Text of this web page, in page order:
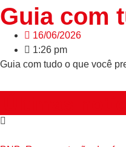
Guia com
16/06/2026
1:26 pm
Guia com tudo o que você